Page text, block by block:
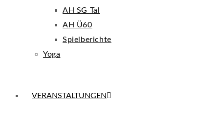
AH SG Tal
AH Ü60
Spielberichte
Yoga
VERANSTALTUNGEN